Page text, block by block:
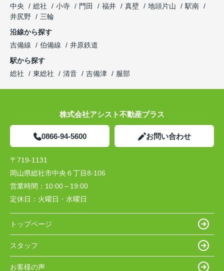
中央
総社 小寺 門田 福井 真壁 地頭片山
駅南
井尻野
三輪
沿線から探す
吉備線
伯備線
井原鉄道
駅から探す
総社
東総社 清音 吉備津 服部
株式会社アシスト不動産プラス
0866-94-5600 お問い合わせ
〒719-1131
岡山県総社市中央６丁目8-106
営業時間： 10:00～19:00
定休日： 火曜日・水曜日
トップページ
スタッフ
お客様の声